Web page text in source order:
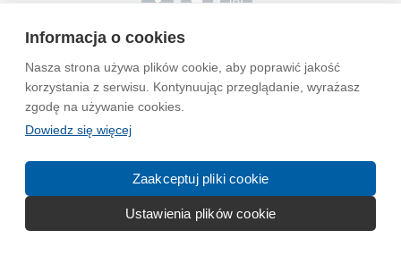
Informacja o cookies
Nasza strona używa plików cookie, aby poprawić jakość
korzystania z serwisu. Kontynuując przeglądanie, wyrażasz
zgodę na używanie cookies.
Dowiedz się więcej
Zaakceptuj pliki cookie
Ustawienia plików cookie